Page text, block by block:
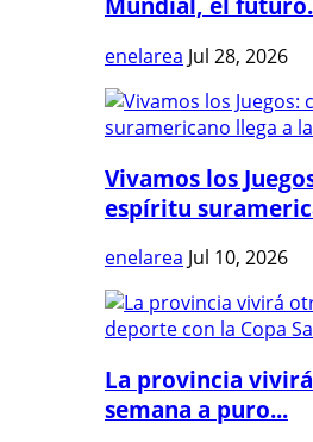
enelarea Jul 28, 2026
Vivamos los
espíritu
enelarea Jul 10, 2026
La provincia
semana a puro...